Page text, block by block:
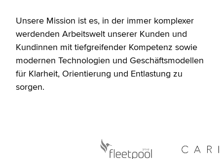
Unsere Mission ist es, in der immer komplexer
werdenden Arbeitswelt unserer Kunden und
Kundinnen mit tiefgreifender Kompetenz sowie
modernen Technologien und Geschäftsmodellen
für Klarheit, Orientierung und Entlastung zu
sorgen.